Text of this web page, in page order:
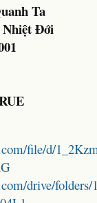
Ta
Đới
file/d/
drive/